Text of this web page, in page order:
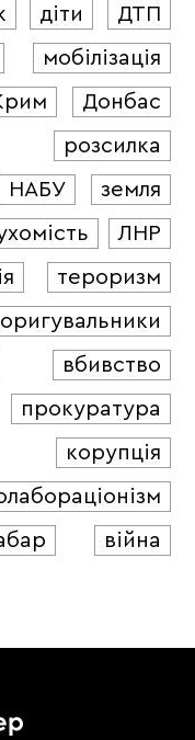
діти
ДТП
мобілізація
Донбас
розсилка
НАБУ
земля
ЛНР
тероризм
вбивство
прокуратура
корупція
війна